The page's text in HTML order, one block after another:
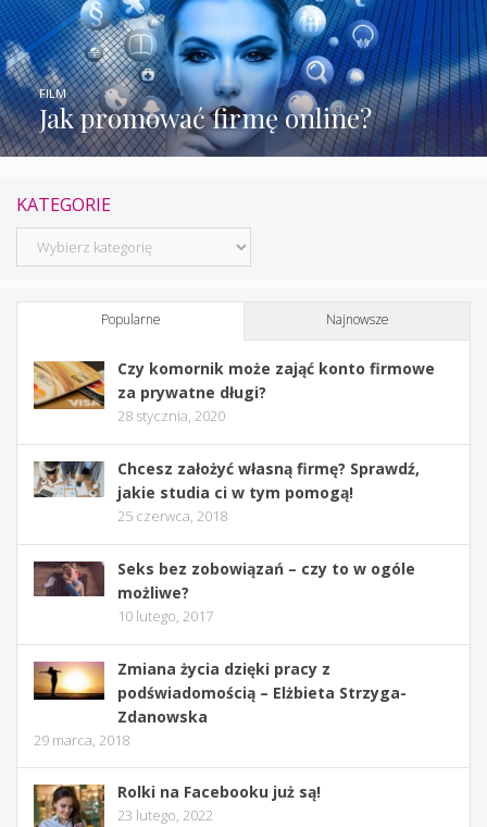
Jak promować firmę online?
FILM
KATEGORIE
Kategorie
Popularne Najnowsze
Czy komornik może zająć konto firmowe
za prywatne długi?
28 stycznia, 2020
Chcesz założyć własną firmę? Sprawdź,
jakie studia ci w tym pomogą!
25 czerwca, 2018
Seks bez zobowiązań – czy to w ogóle
możliwe?
10 lutego, 2017
Zmiana życia dzięki pracy z
podświadomością – Elżbieta Strzyga-
Zdanowska
29 marca, 2018
Rolki na Facebooku już są!
23 lutego, 2022